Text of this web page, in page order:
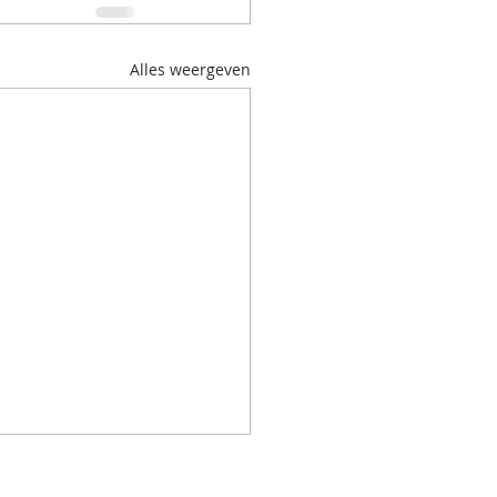
Alles weergeven